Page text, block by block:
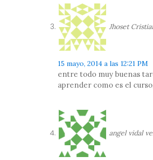
Jhoset
15 mayo, 2014 a las 12:21 PM
entre todo muy buenas
aprender como es el
angel vidal